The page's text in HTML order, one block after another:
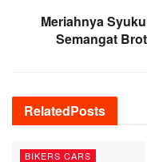
Meriahnya
Semangat
RelatedPosts
BIKERS CARS